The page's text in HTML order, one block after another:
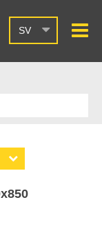
SV